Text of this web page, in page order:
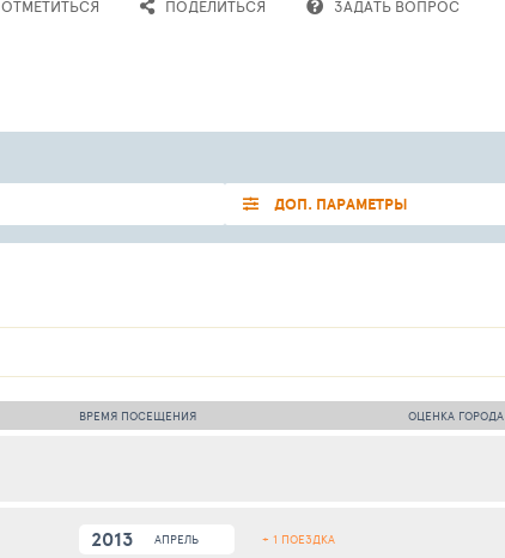
ОТМЕТИТЬСЯ ПОДЕЛИТЬСЯ ЗАДАТЬ ВОПРОС
ДОП. ПАРАМЕТРЫ
ВРЕМЯ ПОСЕЩЕНИЯ ОЦЕНКА ГОРОДА
2013 АПРЕЛЬ + 1 ПОЕЗДКА